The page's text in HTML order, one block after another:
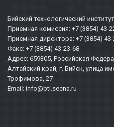
Бийский технологический
Приемная комиссия: +7 (3854) 43-
Приемная директора: +7 (3854) 43-
Факс: +7 (3854) 43-23-68
Адрес: 659305, Российская
Алтайский край, г. Бийск, улица
Трофимова, 27
Email: info@bti.secna.ru